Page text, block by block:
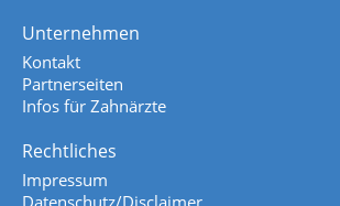
Unternehmen
Kontakt
Partnerseiten
Infos für Zahnärzte
Rechtliches
Impressum
Datenschutz/Disclaimer